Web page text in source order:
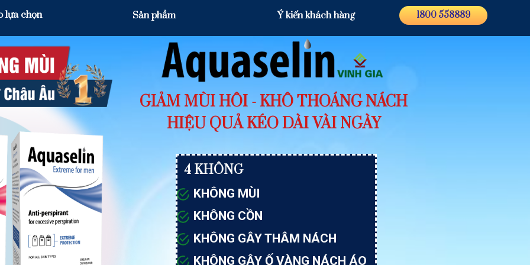
1800 558889
lựa chọn Sản phầm Ý kiến khách hàng
GIẢM MÙI HÔI - KHÔ THOÁNG NÁCH
HIỆU QUẢ KÉO DÀI VÀI NGÀY
4 KHÔNG
KHÔNG MÙI
KHÔNG CỒN
KHÔNG GÂY THÂM NÁCH
KHÔNG GÂY Ố VÀNG NÁCH ÁO